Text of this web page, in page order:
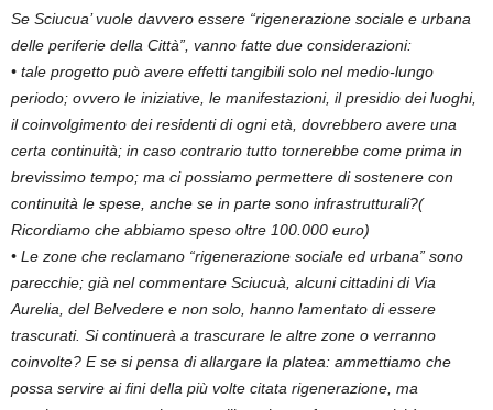
Se Sciucua’ vuole davvero essere “rigenerazione sociale e urbana
delle periferie della Città”, vanno fatte due considerazioni:
• tale progetto può avere effetti tangibili solo nel medio-lungo
periodo; ovvero le iniziative, le manifestazioni, il presidio dei luoghi,
il coinvolgimento dei residenti di ogni età, dovrebbero avere una
certa continuità; in caso contrario tutto tornerebbe come prima in
brevissimo tempo; ma ci possiamo permettere di sostenere con
continuità le spese, anche se in parte sono infrastrutturali?(
Ricordiamo che abbiamo speso oltre 100.000 euro)
• Le zone che reclamano “rigenerazione sociale ed urbana” sono
parecchie; già nel commentare Sciucuà, alcuni cittadini di Via
Aurelia, del Belvedere e non solo, hanno lamentato di essere
trascurati. Si continuerà a trascurare le altre zone o verranno
coinvolte? E se si pensa di allargare la platea: ammettiamo che
possa servire ai fini della più volte citata rigenerazione, ma